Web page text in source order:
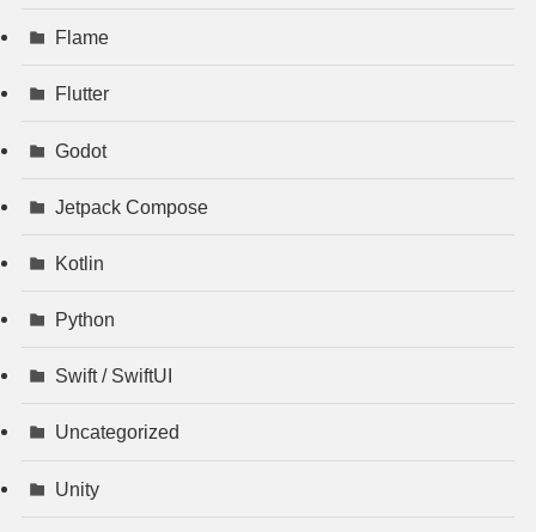
Flame
Flutter
Godot
Jetpack Compose
Kotlin
Python
Swift / SwiftUI
Uncategorized
Unity